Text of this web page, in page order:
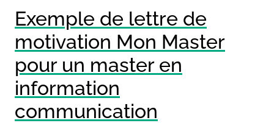
Exemple de lettre de
motivation Mon Master
pour un master en
information
communication